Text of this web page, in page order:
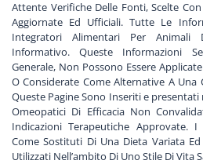
Attente Verifiche Delle Fonti, Scelte
Aggiornate Ed Ufficiali. Tutte Le
Integratori Alimentari Per Animali
Informativo. Queste Informazioni
Generale, Non Possono Essere
O Considerate Come Alternative A Una
Queste Pagine Sono Inseriti e
Omeopatici Di Efficacia Non
Indicazioni Terapeutiche
Come Sostituti Di Una Dieta Variata
Utilizzati Nell’ambito Di Uno Stile Di Vita